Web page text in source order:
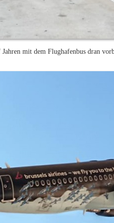
mit dem Flughafenbus dran